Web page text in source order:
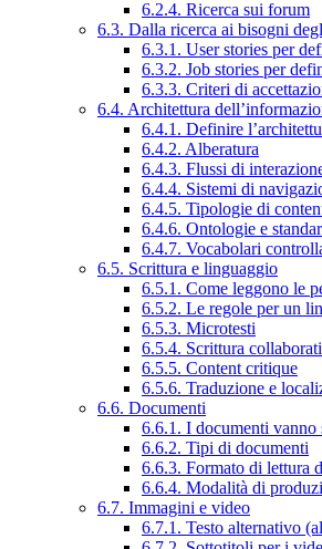
6.2.4. Ricerca sui forum
6.3. Dalla ricerca ai bisogni
6.3.1. User stories per
6.3.2. Job stories per
6.3.3. Criteri di
6.4. Architettura
6.4.1. Definire
6.4.2. Alberatura
6.4.3. Flussi di
6.4.4. Sistemi di
6.4.5. Tipologie di
6.4.6. Ontologie e
6.4.7. Vocabolari
6.5. Scrittura e linguaggio
6.5.1. Come leggono le
6.5.2. Le regole per un
6.5.3. Microtesti
6.5.4. Scrittura
6.5.5. Content critique
6.5.6. Traduzione e
6.6. Documenti
6.6.1. I documenti vanno
6.6.2. Tipi di documenti
6.6.3. Formato di lettura
6.6.4. Modalità di
6.7. Immagini e video
6.7.1. Testo alternativo